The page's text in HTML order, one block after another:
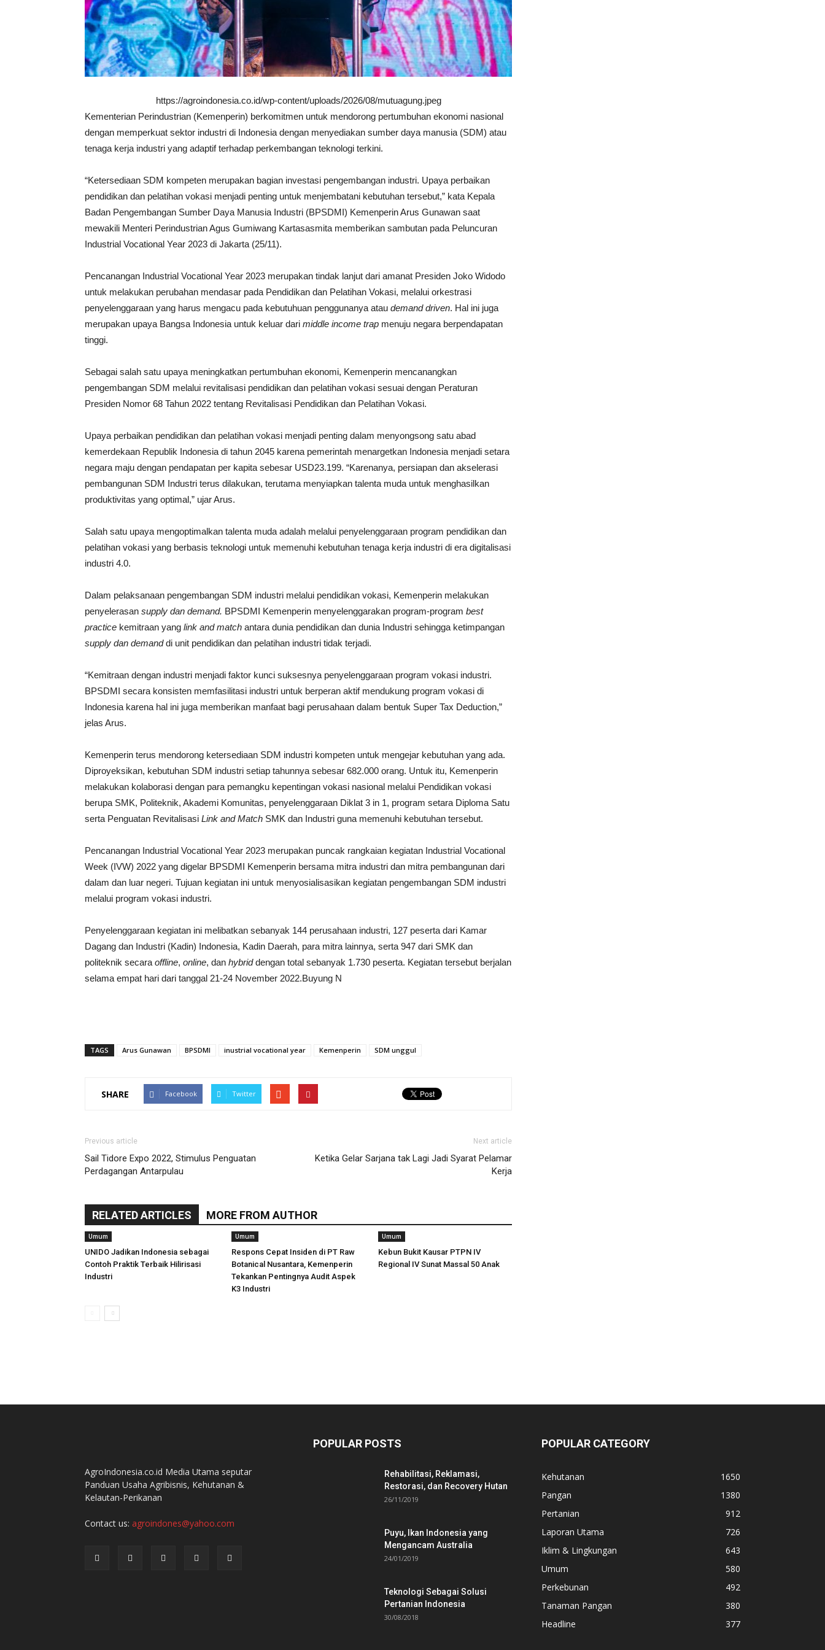
https://agroindonesia.co.id/wp-content/uploads/2026/08/mutuagung.jpeg
Kementerian Perindustrian (Kemenperin) berkomitmen untuk mendorong pertumbuhan ekonomi nasional
dengan memperkuat sektor industri di Indonesia dengan menyediakan sumber daya manusia (SDM) atau
tenaga kerja industri yang adaptif terhadap perkembangan teknologi terkini.
“Ketersediaan SDM kompeten merupakan bagian investasi pengembangan industri. Upaya perbaikan
pendidikan dan pelatihan vokasi menjadi penting untuk menjembatani kebutuhan tersebut,” kata Kepala
Badan Pengembangan Sumber Daya Manusia Industri (BPSDMI) Kemenperin Arus Gunawan saat
mewakili Menteri Perindustrian Agus Gumiwang Kartasasmita memberikan sambutan pada Peluncuran
Industrial Vocational Year 2023 di Jakarta (25/11).
Pencanangan Industrial Vocational Year 2023 merupakan tindak lanjut dari amanat Presiden Joko Widodo
untuk melakukan perubahan mendasar pada Pendidikan dan Pelatihan Vokasi, melalui orkestrasi
penyelenggaraan yang harus mengacu pada kebutuhuan penggunanya atau demand driven. Hal ini juga
merupakan upaya Bangsa Indonesia untuk keluar dari middle income trap menuju negara berpendapatan
tinggi.
Sebagai salah satu upaya meningkatkan pertumbuhan ekonomi, Kemenperin mencanangkan
pengembangan SDM melalui revitalisasi pendidikan dan pelatihan vokasi sesuai dengan Peraturan
Presiden Nomor 68 Tahun 2022 tentang Revitalisasi Pendidikan dan Pelatihan Vokasi.
Upaya perbaikan pendidikan dan pelatihan vokasi menjadi penting dalam menyongsong satu abad
kemerdekaan Republik Indonesia di tahun 2045 karena pemerintah menargetkan Indonesia menjadi setara
negara maju dengan pendapatan per kapita sebesar USD23.199. “Karenanya, persiapan dan akselerasi
pembangunan SDM Industri terus dilakukan, terutama menyiapkan talenta muda untuk menghasilkan
produktivitas yang optimal,” ujar Arus.
Salah satu upaya mengoptimalkan talenta muda adalah melalui penyelenggaraan program pendidikan dan
pelatihan vokasi yang berbasis teknologi untuk memenuhi kebutuhan tenaga kerja industri di era digitalisasi
industri 4.0.
Dalam pelaksanaan pengembangan SDM industri melalui pendidikan vokasi, Kemenperin melakukan
penyelerasan supply dan demand. BPSDMI Kemenperin menyelenggarakan program-program best
practice kemitraan yang link and match antara dunia pendidikan dan dunia Industri sehingga ketimpangan
supply dan demanddi unit pendidikan dan pelatihan industri tidak terjadi.
“Kemitraan dengan industri menjadi faktor kunci suksesnya penyelenggaraan program vokasi industri.
BPSDMI secara konsisten memfasilitasi industri untuk berperan aktif mendukung program vokasi di
Indonesia karena hal ini juga memberikan manfaat bagi perusahaan dalam bentuk Super Tax Deduction,”
jelas Arus.
Kemenperin terus mendorong ketersediaan SDM industri kompeten untuk mengejar kebutuhan yang ada.
Diproyeksikan, kebutuhan SDM industri setiap tahunnya sebesar 682.000 orang. Untuk itu, Kemenperin
melakukan kolaborasi dengan para pemangku kepentingan vokasi nasional melalui Pendidikan vokasi
berupa SMK, Politeknik, Akademi Komunitas, penyelenggaraan Diklat 3 in 1, program setara Diploma Satu
serta Penguatan Revitalisasi Link and Match SMK dan Industri guna memenuhi kebutuhan tersebut.
Pencanangan Industrial Vocational Year 2023 merupakan puncak rangkaian kegiatan Industrial Vocational
Week (IVW) 2022 yang digelar BPSDMI Kemenperin bersama mitra industri dan mitra pembangunan dari
dalam dan luar negeri. Tujuan kegiatan ini untuk menyosialisasikan kegiatan pengembangan SDM industri
melalui program vokasi industri.
Penyelenggaraan kegiatan ini melibatkan sebanyak 144 perusahaan industri, 127 peserta dari Kamar
Dagang dan Industri (Kadin) Indonesia, Kadin Daerah, para mitra lainnya, serta 947 dari SMK dan
politeknik secara offline, online, dan hybriddengan total sebanyak 1.730 peserta. Kegiatan tersebut berjalan
selama empat hari dari tanggal 21-24 November 2022.Buyung N
TAGS Arus Gunawan BPSDMI inustrial vocational year Kemenperin SDM unggul
SHARE Facebook Twitter
Previous article
Sail Tidore Expo 2022, Stimulus Penguatan
Perdagangan Antarpulau
Next article
Ketika Gelar Sarjana tak Lagi Jadi Syarat Pelamar
Kerja
RELATED ARTICLES MORE FROM AUTHOR
Umum
UNIDO Jadikan Indonesia sebagai
Contoh Praktik Terbaik Hilirisasi
Industri
Umum
Respons Cepat Insiden di PT Raw
Botanical Nusantara, Kemenperin
Tekankan Pentingnya Audit Aspek
K3 Industri
Umum
Kebun Bukit Kausar PTPN IV
Regional IV Sunat Massal 50 Anak
AgroIndonesia.co.id Media Utama seputar
Panduan Usaha Agribisnis, Kehutanan &
Kelautan-Perikanan
Contact us: agroindones@yahoo.com
POPULAR POSTS
Rehabilitasi, Reklamasi,
Restorasi, dan Recovery Hutan
26/11/2019
Puyu, Ikan Indonesia yang
Mengancam Australia
24/01/2019
Teknologi Sebagai Solusi
Pertanian Indonesia
30/08/2018
POPULAR CATEGORY
Kehutanan
1650
Pangan
1380
Pertanian
912
Laporan Utama
726
Iklim & Lingkungan
643
Umum
580
Perkebunan
492
Tanaman Pangan
380
Headline
377